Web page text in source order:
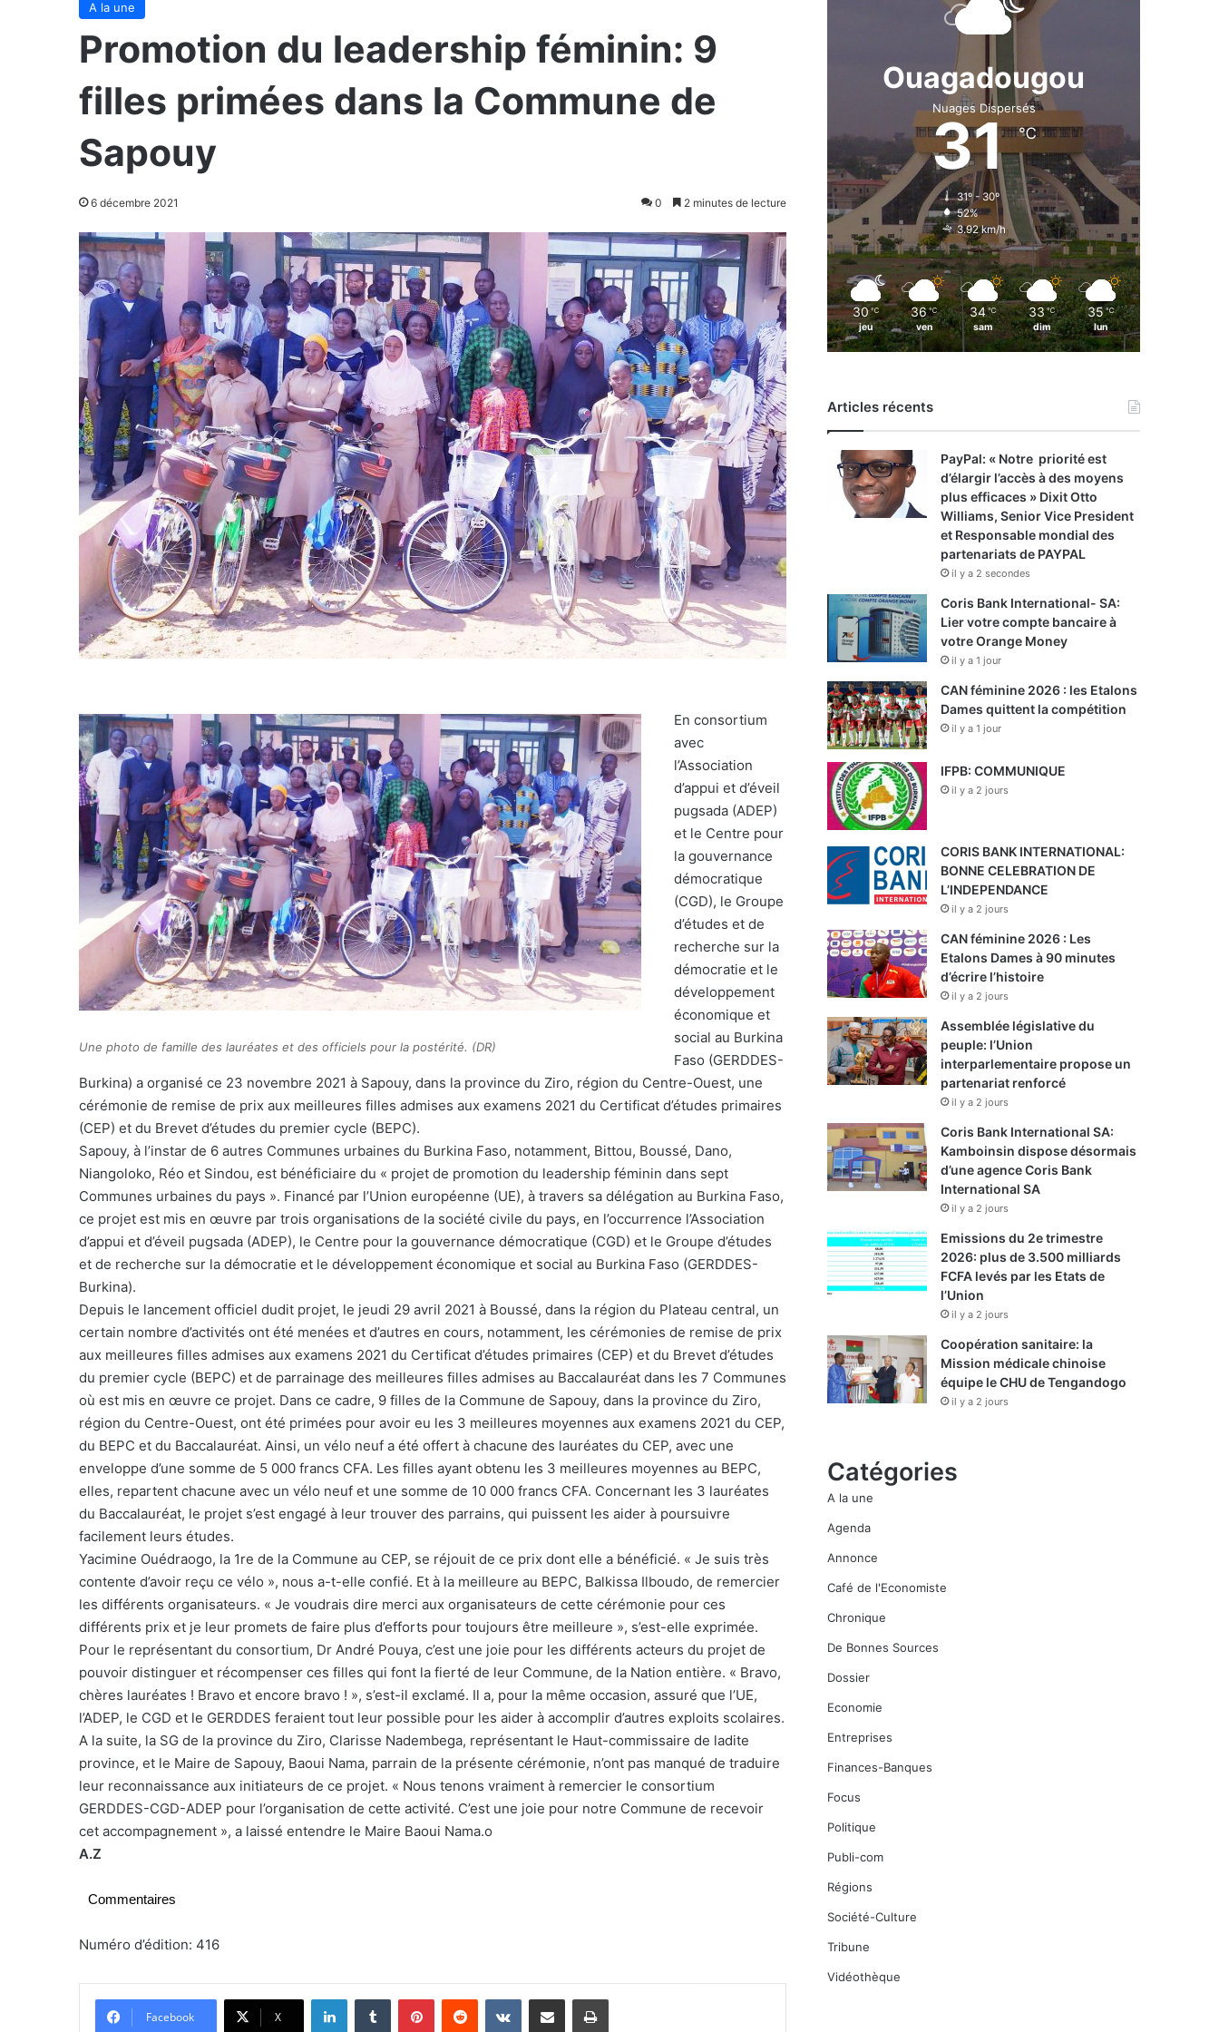
A la une
Promotion du leadership féminin: 9
filles primées dans la Commune de
Sapouy
6 décembre 2021 0 2 minutes de lecture
Une photo de famille des lauréates et des officiels pour la postérité. (DR)
En consortium
avec
l’Association
d’appui et d’éveil
pugsada (ADEP)
et le Centre pour
la gouvernance
démocratique
(CGD), le Groupe
d’études et de
recherche sur la
démocratie et le
développement
économique et
social au Burkina
Faso (GERDDES-
Burkina) a organisé ce 23 novembre 2021 à Sapouy, dans la province du Ziro, région du Centre-Ouest, une
cérémonie de remise de prix aux meilleures filles admises aux examens 2021 du Certificat d’études primaires
(CEP) et du Brevet d’études du premier cycle (BEPC).
Sapouy, à l’instar de 6 autres Communes urbaines du Burkina Faso, notamment, Bittou, Boussé, Dano,
Niangoloko, Réo et Sindou, est bénéficiaire du « projet de promotion du leadership féminin dans sept
Communes urbaines du pays ». Financé par l’Union européenne (UE), à travers sa délégation au Burkina Faso,
ce projet est mis en œuvre par trois organisations de la société civile du pays, en l’occurrence l’Association
d’appui et d’éveil pugsada (ADEP), le Centre pour la gouvernance démocratique (CGD) et le Groupe d’études
et de recherche sur la démocratie et le développement économique et social au Burkina Faso (GERDDES-
Burkina).
Depuis le lancement officiel dudit projet, le jeudi 29 avril 2021 à Boussé, dans la région du Plateau central, un
certain nombre d’activités ont été menées et d’autres en cours, notamment, les cérémonies de remise de prix
aux meilleures filles admises aux examens 2021 du Certificat d’études primaires (CEP) et du Brevet d’études
du premier cycle (BEPC) et de parrainage des meilleures filles admises au Baccalauréat dans les 7 Communes
où est mis en œuvre ce projet. Dans ce cadre, 9 filles de la Commune de Sapouy, dans la province du Ziro,
région du Centre-Ouest, ont été primées pour avoir eu les 3 meilleures moyennes aux examens 2021 du CEP,
du BEPC et du Baccalauréat. Ainsi, un vélo neuf a été offert à chacune des lauréates du CEP, avec une
enveloppe d’une somme de 5 000 francs CFA. Les filles ayant obtenu les 3 meilleures moyennes au BEPC,
elles, repartent chacune avec un vélo neuf et une somme de 10 000 francs CFA. Concernant les 3 lauréates
du Baccalauréat, le projet s’est engagé à leur trouver des parrains, qui puissent les aider à poursuivre
facilement leurs études.
Yacimine Ouédraogo, la 1re de la Commune au CEP, se réjouit de ce prix dont elle a bénéficié. « Je suis très
contente d’avoir reçu ce vélo », nous a-t-elle confié. Et à la meilleure au BEPC, Balkissa Ilboudo, de remercier
les différents organisateurs. « Je voudrais dire merci aux organisateurs de cette cérémonie pour ces
différents prix et je leur promets de faire plus d’efforts pour toujours être meilleure », s’est-elle exprimée.
Pour le représentant du consortium, Dr André Pouya, c’est une joie pour les différents acteurs du projet de
pouvoir distinguer et récompenser ces filles qui font la fierté de leur Commune, de la Nation entière. « Bravo,
chères lauréates ! Bravo et encore bravo ! », s’est-il exclamé. Il a, pour la même occasion, assuré que l’UE,
l’ADEP, le CGD et le GERDDES feraient tout leur possible pour les aider à accomplir d’autres exploits scolaires.
A la suite, la SG de la province du Ziro, Clarisse Nadembega, représentant le Haut-commissaire de ladite
province, et le Maire de Sapouy, Baoui Nama, parrain de la présente cérémonie, n’ont pas manqué de traduire
leur reconnaissance aux initiateurs de ce projet. « Nous tenons vraiment à remercier le consortium
GERDDES-CGD-ADEP pour l’organisation de cette activité. C’est une joie pour notre Commune de recevoir
cet accompagnement », a laissé entendre le Maire Baoui Nama.o
A.Z
Commentaires
Numéro d’édition: 416
Facebook X
Ouagadougou
Nuages Dispersés
31℃
31º - 30º
52%
3.92 km/h
30 ℃
jeu
36 ℃
ven
34 ℃
sam
33 ℃
dim
35 ℃
lun
Articles récents
PayPal: « Notre priorité est
d’élargir l’accès à des moyens
plus efficaces » Dixit Otto
Williams, Senior Vice President
et Responsable mondial des
partenariats de PAYPAL
il y a 2 secondes
Coris Bank International- SA:
Lier votre compte bancaire à
votre Orange Money
il y a 1 jour
CAN féminine 2026 : les Etalons
Dames quittent la compétition
il y a 1 jour
IFPB: COMMUNIQUE
il y a 2 jours
CORIS BANK INTERNATIONAL:
BONNE CELEBRATION DE
L’INDEPENDANCE
il y a 2 jours
CAN féminine 2026 : Les
Etalons Dames à 90 minutes
d’écrire l’histoire
il y a 2 jours
Assemblée législative du
peuple: l’Union
interparlementaire propose un
partenariat renforcé
il y a 2 jours
Coris Bank International SA:
Kamboinsin dispose désormais
d’une agence Coris Bank
International SA
il y a 2 jours
Emissions du 2e trimestre
2026: plus de 3.500 milliards
FCFA levés par les Etats de
l’Union
il y a 2 jours
Coopération sanitaire: la
Mission médicale chinoise
équipe le CHU de Tengandogo
il y a 2 jours
Catégories
A la une
Agenda
Annonce
Café de l'Economiste
Chronique
De Bonnes Sources
Dossier
Economie
Entreprises
Finances-Banques
Focus
Politique
Publi-com
Régions
Société-Culture
Tribune
Vidéothèque